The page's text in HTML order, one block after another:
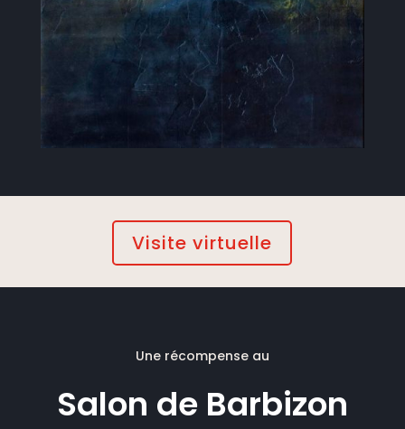
Visite virtuelle
Une récompense au
Salon de Barbizon